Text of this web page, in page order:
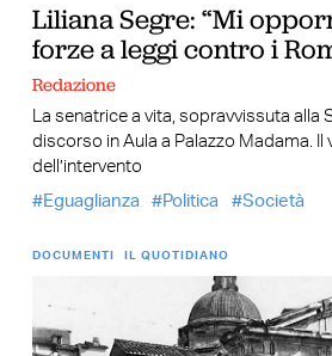
Liliana Segre: “Mi
forze a leggi contro i
Redazione
La senatrice a vita, sopravvissuta alla
discorso in Aula a Palazzo Madama. Il
dell’intervento
Eguaglianza
Politica Società
DOCUMENTI IL QUOTIDIANO